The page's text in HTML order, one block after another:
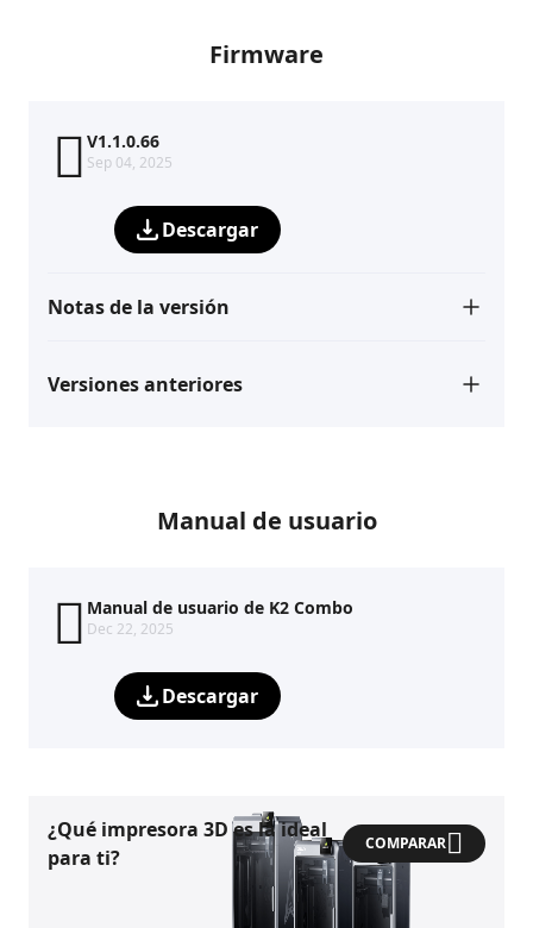
Firmware
V1.1.0.66
Sep 04, 2025
Descargar
Notas de la versión
Versiones anteriores
Manual de usuario
Manual de usuario de K2 Combo
Dec 22, 2025
Descargar
¿Qué impresora 3D es la ideal
para ti?
COMPARAR